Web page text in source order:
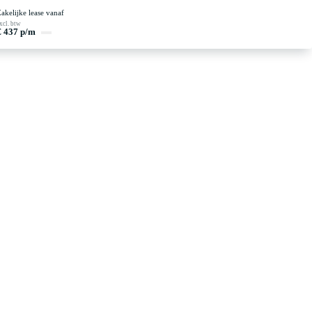
lease vanaf
btw
437 p/m